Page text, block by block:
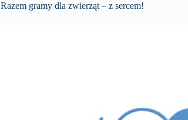
Razem gramy dla zwierząt – z sercem!